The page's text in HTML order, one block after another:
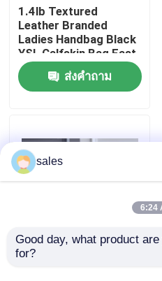
เกี่ยวกับเรา
ทัวร์โรงงาน
ติดต่อเรา
ข่าว
1.4lb Textured
Leather Branded
Ladies Handbag Black
YSL Calfskin Bag East
West
ส่งคำถาม
Classic 2WAY Chanel
sales
6:24
Good day, what product
for?